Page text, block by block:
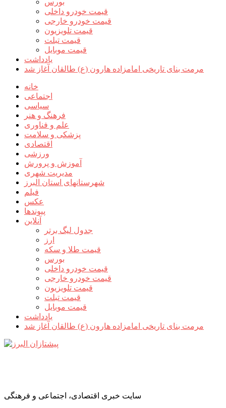
قیمت خودرو داخلی
قیمت خودرو خارجی
قیمت تلویزیون
قیمت تبلت
قیمت موبایل
یادداشت
مرمت بنای تاریخی امامزاده هارون (ع) طالقان آغاز شد
خانه
اجتماعی
سیاسی
فرهنگ و هنر
علم و فناوری
پزشکی و سلامت
اقتصادی
ورزشی
آموزش و پرورش
مدیریت شهری
شهرستانهای استان البرز
فیلم
عکس
پیوندها
آنلاین
جدول لیگ برتر
ارز
قیمت طلا و سکه
بورس
قیمت خودرو داخلی
قیمت خودرو خارجی
قیمت تلویزیون
قیمت تبلت
قیمت موبایل
یادداشت
مرمت بنای تاریخی امامزاده هارون (ع) طالقان آغاز شد
سایت خبری اقتصادی، اجتماعی و فرهنگی